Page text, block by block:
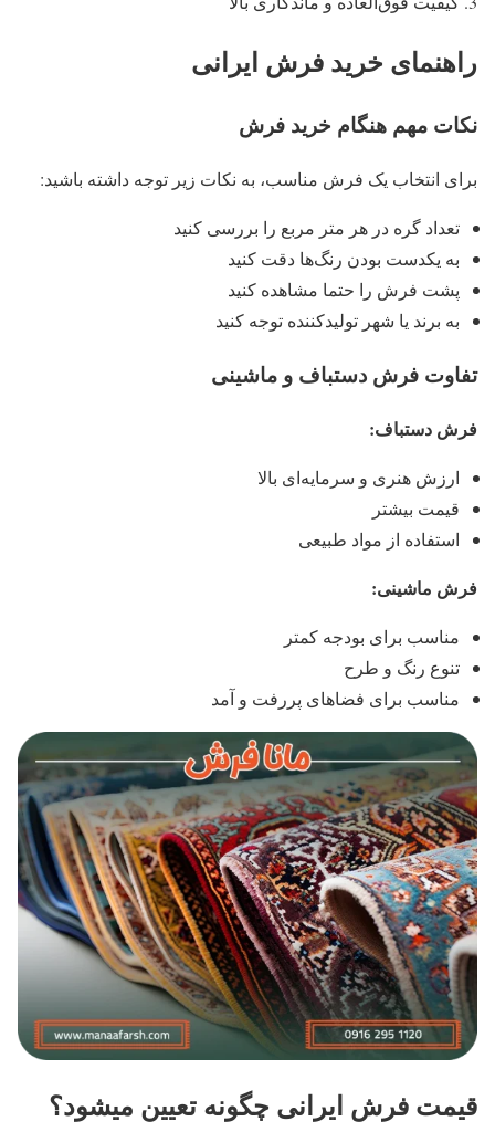
راهنمای خرید فرش ایرانی
نکات مهم هنگام خرید فرش
برای انتخاب یک فرش مناسب، به نکات زیر توجه داشته باشید:
تعداد گره در هر متر مربع را بررسی کنید
به یکدست بودن رنگ‌ها دقت کنید
پشت فرش را حتما مشاهده کنید
به برند یا شهر تولیدکننده توجه کنید
تفاوت فرش دستباف و ماشینی
فرش دستباف:
ارزش هنری و سرمایه‌ای بالا
قیمت بیشتر
استفاده از مواد طبیعی
فرش ماشینی:
مناسب برای بودجه کمتر
تنوع رنگ و طرح
مناسب برای فضاهای پررفت و آمد
قیمت فرش ایرانی چگونه تعیین میشود؟